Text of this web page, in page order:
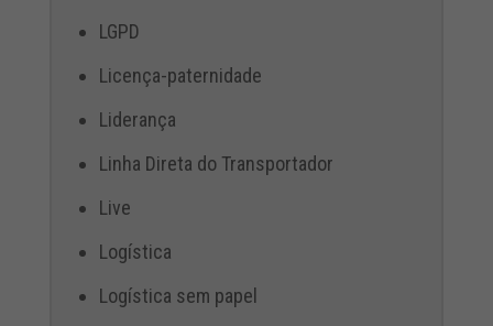
LGPD
Licença-paternidade
Liderança
Linha Direta do Transportador
Live
Logística
Logística sem papel